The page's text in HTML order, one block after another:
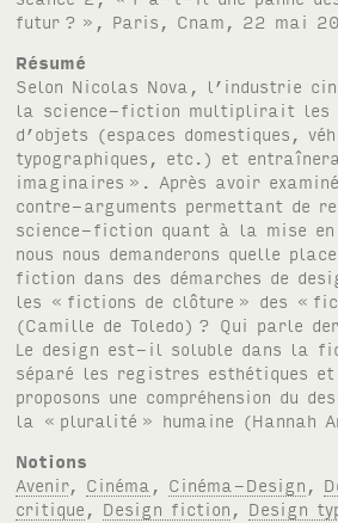
futur ? », Paris, Cnam, 22 mai
Résumé
Selon Nicolas Nova, l’industrie
la science-fiction multiplirait les
d’objets (espaces domestiques,
typographiques, etc.) et
imaginaires ». Après avoir
contre-arguments permettant de
science-fiction quant à la mise
nous nous demanderons quelle
fiction dans des démarches de
les « fictions de clôture » des «
(Camille de Toledo) ? Qui parle
Le design est-il soluble dans la
séparé les registres esthétiques
proposons une compréhension du
la « pluralité » humaine (Hannah
Notions
Avenir, Cinéma Cinéma-Design
critique
Design fiction Design